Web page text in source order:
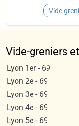
Vide-
Vide-greniers
Lyon 1er - 69
Lyon 2e - 69
Lyon 3e - 69
Lyon 4e - 69
Lyon 5e - 69